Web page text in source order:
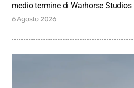
medio termine di Warhorse Studios
6 Agosto 2026